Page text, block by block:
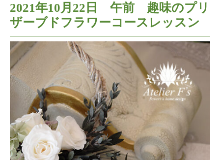
2021年10月22日 午前 趣味のプリ
ザーブドフラワーコースレッスン